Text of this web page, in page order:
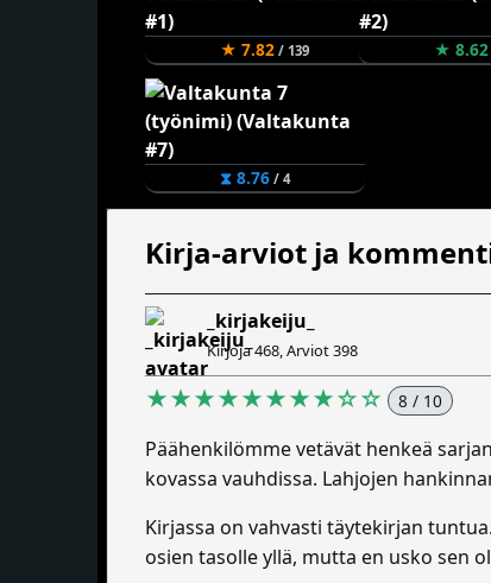
★ 7.82/ 139 ★ 8.62
⧗ 8.76 / 4
Kirja-arviot ja
_kirjakeiju_
Kirjoja 468, Arviot 398
★★★★★★★★☆☆ 8 / 10
Päähenkilömme vetävät henkeä
kovassa vauhdissa. Lahjojen
Kirjassa on vahvasti täytekirjan
osien tasolle yllä, mutta en usko sen